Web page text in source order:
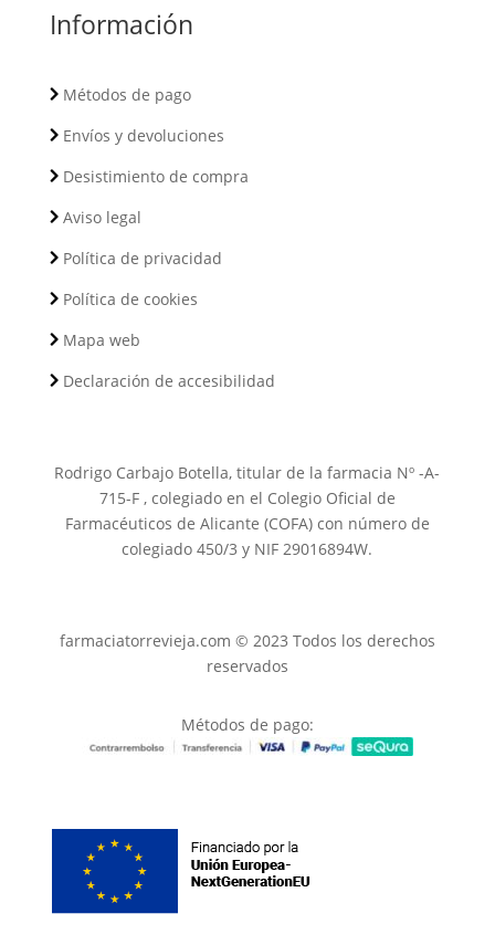
Información
Métodos de pago
Envíos y devoluciones
Desistimiento de compra
Aviso legal
Política de privacidad
Política de cookies
Mapa web
Declaración de accesibilidad
Rodrigo Carbajo Botella, titular de la farmacia Nº -A-
715-F , colegiado en el Colegio Oficial de
Farmacéuticos de Alicante (COFA) con número de
colegiado 450/3 y NIF 29016894W.
farmaciatorrevieja.com © 2023 Todos los derechos
reservados
Métodos de pago: